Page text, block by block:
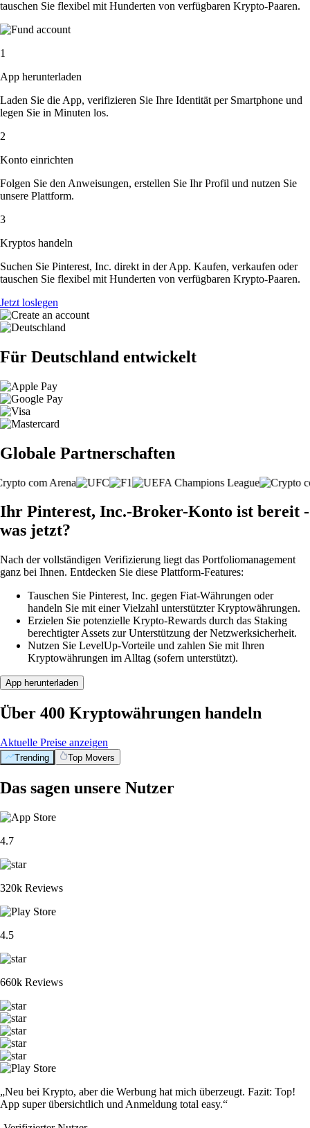
tauschen Sie flexibel mit Hunderten von verfügbaren Krypto-Paaren.
1
App herunterladen
Laden Sie die App, verifizieren Sie Ihre Identität per Smartphone und
legen Sie in Minuten los.
2
Konto einrichten
Folgen Sie den Anweisungen, erstellen Sie Ihr Profil und nutzen Sie
unsere Plattform.
3
Kryptos handeln
Suchen Sie Pinterest, Inc. direkt in der App. Kaufen, verkaufen oder
tauschen Sie flexibel mit Hunderten von verfügbaren Krypto-Paaren.
Jetzt loslegen
Für Deutschland entwickelt
Globale Partnerschaften
Ihr Pinterest, Inc.-Broker-Konto ist bereit -
was jetzt?
Nach der vollständigen Verifizierung liegt das Portfoliomanagement
ganz bei Ihnen. Entdecken Sie diese Plattform-Features:
Tauschen Sie Pinterest, Inc. gegen Fiat-Währungen oder
handeln Sie mit einer Vielzahl unterstützter Kryptowährungen.
Erzielen Sie potenzielle Krypto-Rewards durch das Staking
berechtigter Assets zur Unterstützung der Netzwerksicherheit.
Nutzen Sie LevelUp-Vorteile und zahlen Sie mit Ihren
Kryptowährungen im Alltag (sofern unterstützt).
App herunterladen
Über 400 Kryptowährungen handeln
Aktuelle Preise anzeigen
Trending Top Movers
BTC 56,025.96
CRO$
$